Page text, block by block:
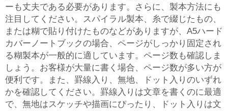
ーも丈夫である必要があります。さらに、製本方法にも
注目してください。スパイラル製本、糸で綴じたもの、
または糊で貼り付けたものなどがありますが、A5ハード
カバーノートブックの場合、ページがしっかり固定され
る糊製本が一般的に適しています。ページ数も確認しま
しょう。お客様が大量に書く場合、ページ数が多い方が
便利です。また、罫線入り、無地、ドット入りのいずれ
かを確認してください。罫線入りは文章を書くのに最適
で、無地はスケッチや描画にぴったり、ドット入りは文